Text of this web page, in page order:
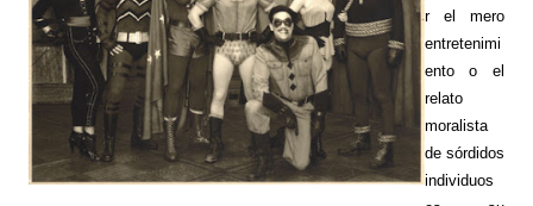
r el mero
entretenimi
ento o el
relato
moralista
de sórdidos
individuos